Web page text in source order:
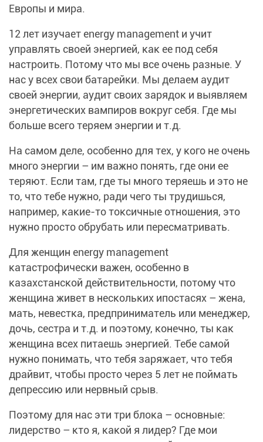
Европы и мира.
12 лет изучает energy management и учит
управлять своей энергией, как ее под себя
настроить. Потому что мы все очень разные. У
нас у всех свои батарейки. Мы делаем аудит
своей энергии, аудит своих зарядок и выявляем
энергетических вампиров вокруг себя. Где мы
больше всего теряем энергии и т.д.
На самом деле, особенно для тех, у кого не очень
много энергии – им важно понять, где они ее
теряют. Если там, где ты много теряешь и это не
то, что тебе нужно, ради чего ты трудишься,
например, какие-то токсичные отношения, это
нужно просто обрубать или пересматривать.
Для женщин energy management
катастрофически важен, особенно в
казахстанской действительности, потому что
женщина живет в нескольких ипостасях – жена,
мать, невестка, предприниматель или менеджер,
дочь, сестра и т.д. и поэтому, конечно, ты как
женщина всех питаешь энергией. Тебе самой
нужно понимать, что тебя заряжает, что тебя
драйвит, чтобы просто через 5 лет не поймать
депрессию или нервный срыв.
Поэтому для нас эти три блока – основные:
лидерство – кто я, какой я лидер? Где мои